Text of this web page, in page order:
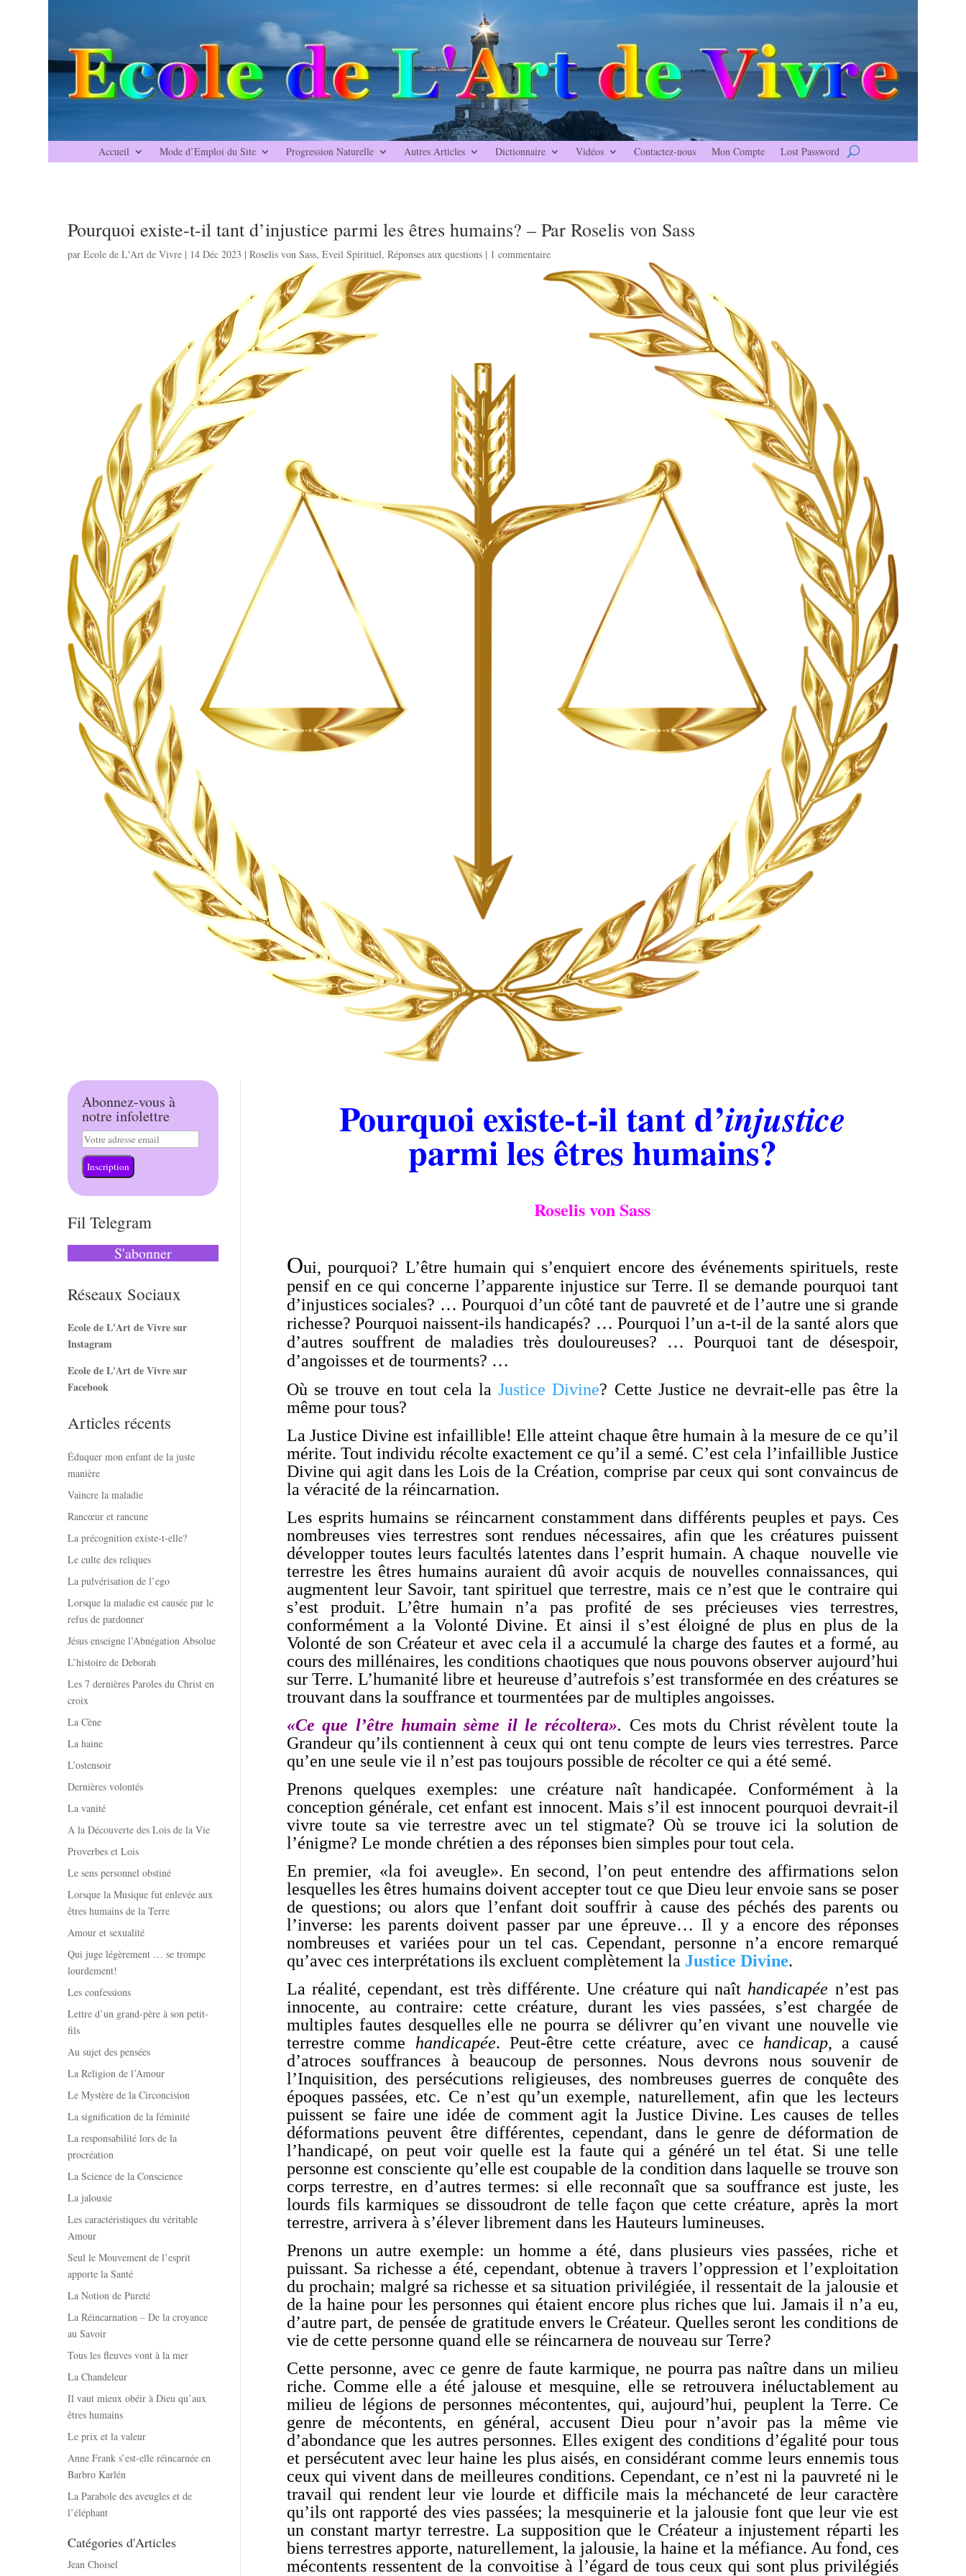
Accueil Mode d’Emploi du Site Progression Naturelle Autres Articles Dictionnaire Vidéos Contactez-nous Mon Compte Lost Password
Pourquoi existe-t-il tant d’injustice parmi les êtres humains? – Par Roselis von Sass
parEcole de L'Art de Vivre | 14 Déc 2023 |Roselis von Sass,Eveil Spirituel,Réponses aux questions | 1 commentaire
Abonnez-vous à
notre infolettre
Inscription
Fil Telegram
S'abonner
Réseaux Sociaux
Ecole de L'Art de Vivre sur
Instagram
Ecole de L'Art de Vivre sur
Facebook
Articles récents
Éduquer mon enfant de la juste
manière
Vaincre la maladie
Rancœur et rancune
La précognition existe-t-elle?
Le culte des reliques
La pulvérisation de l’ego
Lorsque la maladie est causée par le
refus de pardonner
Jésus enseigne l’Abnégation Absolue
L’histoire de Deborah
Les 7 dernières Paroles du Christ en
croix
La Cène
La haine
L’ostensoir
Dernières volontés
La vanité
A la Découverte des Lois de la Vie
Proverbes et Lois
Le sens personnel obstiné
Lorsque la Musique fut enlevée aux
êtres humains de la Terre
Amour et sexualité
Qui juge légèrement … se trompe
lourdement!
Les confessions
Lettre d’un grand-père à son petit-
fils
Au sujet des pensées
La Religion de l’Amour
Le Mystère de la Circoncision
La signification de la féminité
La responsabilité lors de la
procréation
La Science de la Conscience
La jalousie
Les caractéristiques du véritable
Amour
Seul le Mouvement de l’esprit
apporte la Santé
La Notion de Pureté
La Réincarnation – De la croyance
au Savoir
Tous les fleuves vont à la mer
La Chandeleur
Il vaut mieux obéir à Dieu qu’aux
êtres humains
Le prix et la valeur
Anne Frank s’est-elle réincarnée en
Barbro Karlén
La Parabole des aveugles et de
l’éléphant
Catégories d'Articles
Jean Choisel
Pourquoi existe-t-il tantd’injustice
parmi les êtres humains?
Roselis von Sass
Oui, pourquoi? L’être humain qui s’enquiert encore des événements spirituels, reste
pensif en ce qui concerne l’apparente injustice sur Terre. Il se demande pourquoi tant
d’injustices sociales? … Pourquoi d’un côté tant de pauvreté et de l’autre une si grande
richesse? Pourquoi naissent-ils handicapés? … Pourquoi l’un a-t-il de la santé alors que
d’autres souffrent de maladies très douloureuses? … Pourquoi tant de désespoir,
d’angoisses et de tourments? …
Où se trouve en tout cela laJustice Divine? Cette Justice ne devrait-elle pas être la
même pour tous?
La Justice Divine est infaillible! Elle atteint chaque être humain à la mesure de ce qu’il
mérite. Tout individu récolte exactement ce qu’il a semé. C’est cela l’infaillible Justice
Divine qui agit dans les Lois de la Création, comprise par ceux qui sont convaincus de
la véracité de la réincarnation.
Les esprits humains se réincarnent constamment dans différents peuples et pays. Ces
nombreuses vies terrestres sont rendues nécessaires, afin que les créatures puissent
développer toutes leurs facultés latentes dans l’esprit humain. A chaque nouvelle vie
terrestre les êtres humains auraient dû avoir acquis de nouvelles connaissances, qui
augmentent leur Savoir, tant spirituel que terrestre, mais ce n’est que le contraire qui
s’est produit. L’être humain n’a pas profité de ses précieuses vies terrestres,
conformément a la Volonté Divine. Et ainsi il s’est éloigné de plus en plus de la
Volonté de son Créateur et avec cela il a accumulé la charge des fautes et a formé, au
cours des millénaires, les conditions chaotiques que nous pouvons observer aujourd’hui
sur Terre. L’humanité libre et heureuse d’autrefois s’est transformée en des créatures se
trouvant dans la souffrance et tourmentées par de multiples angoisses.
«Ce que l’être humain sème il le récoltera». Ces mots du Christ révèlent toute la
Grandeur qu’ils contiennent à ceux qui ont tenu compte de leurs vies terrestres. Parce
qu’en une seule vie il n’est pas toujours possible de récolter ce qui a été semé.
Prenons quelques exemples: une créature naît handicapée. Conformément à la
conception générale, cet enfant est innocent. Mais s’il est innocent pourquoi devrait-il
vivre toute sa vie terrestre avec un tel stigmate? Où se trouve ici la solution de
l’énigme? Le monde chrétien a des réponses bien simples pour tout cela.
En premier, «la foi aveugle». En second, l’on peut entendre des affirmations selon
lesquelles les êtres humains doivent accepter tout ce que Dieu leur envoie sans se poser
de questions; ou alors que l’enfant doit souffrir à cause des péchés des parents ou
l’inverse: les parents doivent passer par une épreuve… Il y a encore des réponses
nombreuses et variées pour un tel cas. Cependant, personne n’a encore remarqué
qu’avec ces interprétations ils excluent complètement la Justice Divine.
La réalité, cependant, est très différente. Une créature qui naît handicapée n’est pas
innocente, au contraire: cette créature, durant les vies passées, s’est chargée de
multiples fautes desquelles elle ne pourra se délivrer qu’en vivant une nouvelle vie
terrestre comme handicapée. Peut-être cette créature, avec ce handicap, a causé
d’atroces souffrances à beaucoup de personnes. Nous devrons nous souvenir de
l’Inquisition, des persécutions religieuses, des nombreuses guerres de conquête des
époques passées, etc. Ce n’est qu’un exemple, naturellement, afin que les lecteurs
puissent se faire une idée de comment agit la Justice Divine. Les causes de telles
déformations peuvent être différentes, cependant, dans le genre de déformation de
l’handicapé, on peut voir quelle est la faute qui a généré un tel état. Si une telle
personne est consciente qu’elle est coupable de la condition dans laquelle se trouve son
corps terrestre, en d’autres termes: si elle reconnaît que sa souffrance est juste, les
lourds fils karmiques se dissoudront de telle façon que cette créature, après la mort
terrestre, arrivera à s’élever librement dans les Hauteurs lumineuses.
Prenons un autre exemple: un homme a été, dans plusieurs vies passées, riche et
puissant. Sa richesse a été, cependant, obtenue à travers l’oppression et l’exploitation
du prochain; malgré sa richesse et sa situation privilégiée, il ressentait de la jalousie et
de la haine pour les personnes qui étaient encore plus riches que lui. Jamais il n’a eu,
d’autre part, de pensée de gratitude envers le Créateur. Quelles seront les conditions de
vie de cette personne quand elle se réincarnera de nouveau sur Terre?
Cette personne, avec ce genre de faute karmique, ne pourra pas naître dans un milieu
riche. Comme elle a été jalouse et mesquine, elle se retrouvera inéluctablement au
milieu de légions de personnes mécontentes, qui, aujourd’hui, peuplent la Terre. Ce
genre de mécontents, en général, accusent Dieu pour n’avoir pas la même vie
d’abondance que les autres personnes. Elles exigent des conditions d’égalité pour tous
et persécutent avec leur haine les plus aisés, en considérant comme leurs ennemis tous
ceux qui vivent dans de meilleures conditions. Cependant, ce n’est ni la pauvreté ni le
travail qui rendent leur vie lourde et difficile mais la méchanceté de leur caractère
qu’ils ont rapporté des vies passées; la mesquinerie et la jalousie font que leur vie est
un constant martyr terrestre. La supposition que le Créateur a injustement réparti les
biens terrestres apporte, naturellement, la jalousie, la haine et la méfiance. Au fond, ces
mécontents ressentent de la convoitise à l’égard de tous ceux qui sont plus privilégiés